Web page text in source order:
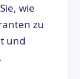
wie
zu
und